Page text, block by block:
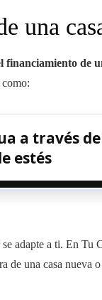
una
financiamiento de
como:
a través
estés
adapte a ti. En Tu
de una casa nueva